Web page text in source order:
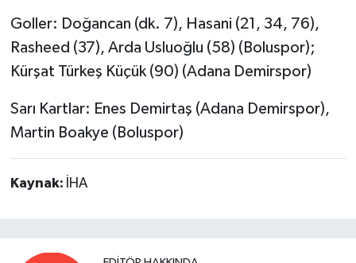
Goller: Doğancan (dk. 7), Hasani (21, 34, 76),
Rasheed (37), Arda Usluoğlu (58) (Boluspor);
Kürşat Türkeş Küçük (90) (Adana Demirspor)
Sarı Kartlar: Enes Demirtaş (Adana Demirspor),
Martin Boakye (Boluspor)
Kaynak: İHA